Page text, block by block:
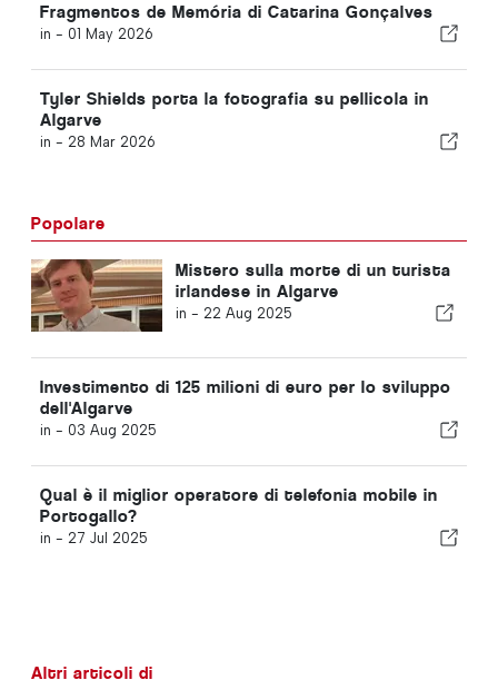
Fragmentos de Memória di Catarina Gonçalves
in - 01 May 2026
Tyler Shields porta la fotografia su pellicola in
Algarve
in - 28 Mar 2026
Popolare
Mistero sulla morte di un turista
irlandese in Algarve
in - 22 Aug 2025
Investimento di 125 milioni di euro per lo sviluppo
dell'Algarve
in - 03 Aug 2025
Qual è il miglior operatore di telefonia mobile in
Portogallo?
in - 27 Jul 2025
Altri articoli di